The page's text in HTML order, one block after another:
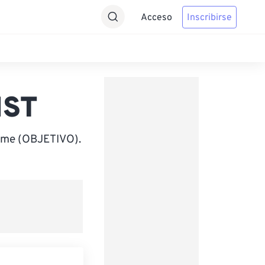
Acceso Inscribirse
(OBJETIVO).